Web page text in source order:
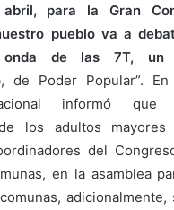
para la Gran
pueblo va a
de las 7T, un
, de Poder Popular”.
informó
de los adultos
del
en la asamblea
adicionalmente,